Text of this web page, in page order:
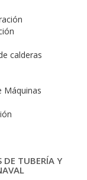
calderas
Máquinas
TUBERÍA Y